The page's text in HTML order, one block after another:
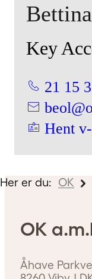
Key
21 15
Hent
Her er du: OK
OK
Åhave